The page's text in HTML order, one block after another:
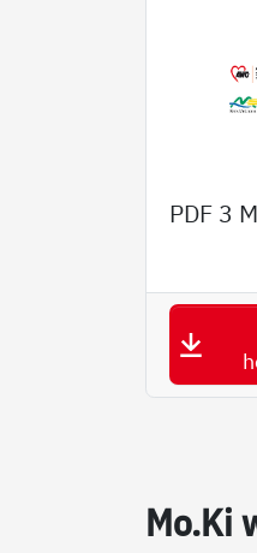
PDF 3
Mo.Ki